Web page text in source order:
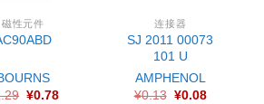
磁性元件
¥0.78
连接器
SJ 2011 00073
101 U
AMPHENOL
¥0.13 ¥0.08